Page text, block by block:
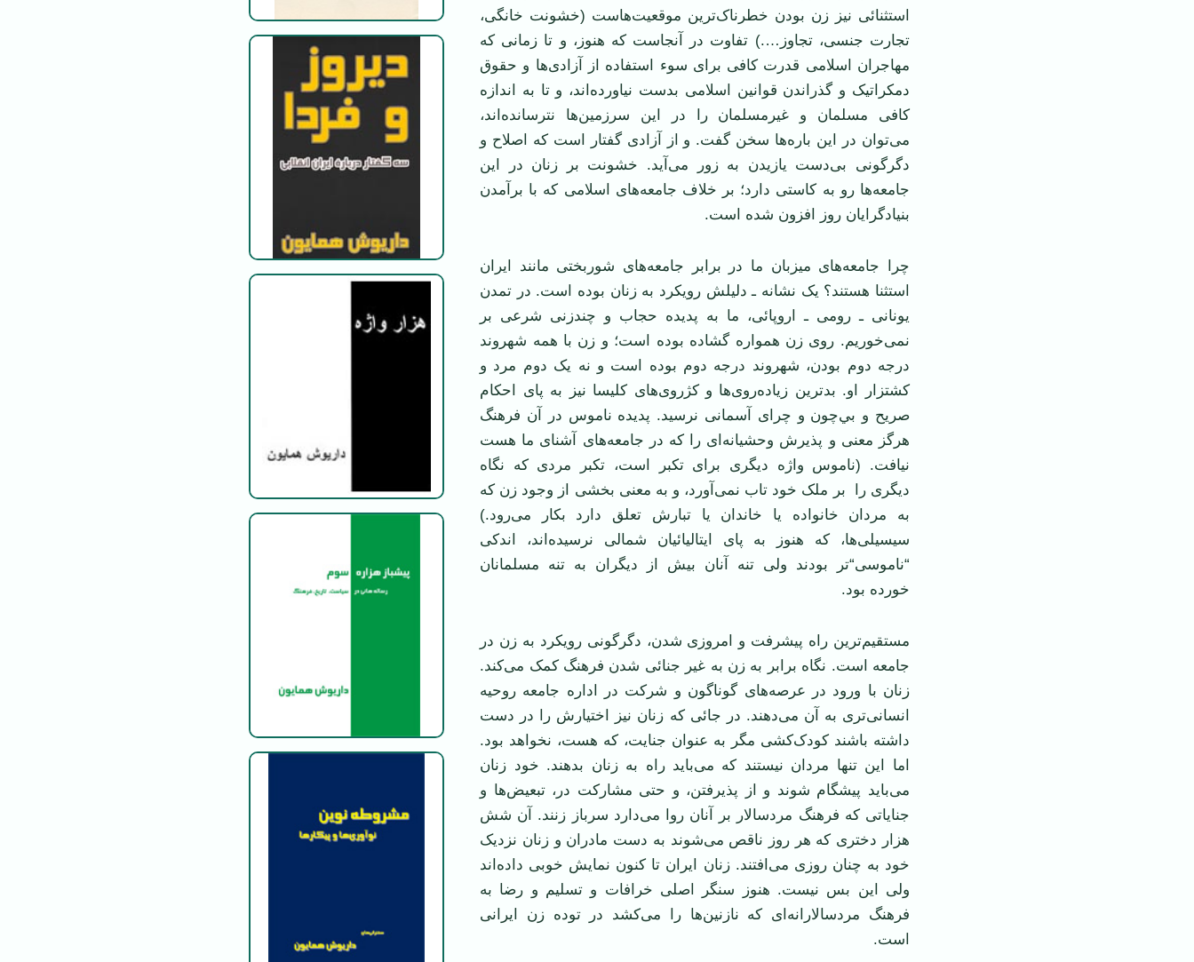
استثنائی نيز زن بودن خطرناک‌ترين موقعيت‌هاست (خشونت خانگی،
تجارت جنسی، تجاوز….) تفاوت در آنجاست که هنوز، و تا زمانی که
مهاجران اسلامی قدرت کافی برای سوء استفاده از آزادی‌ها و حقوق
دمکراتيک و گذراندن قوانين اسلامی بدست نياورده‌اند، و تا به اندازه
کافی مسلمان و غيرمسلمان را در اين سرزمين‌ها نترسانده‌اند،
می‌توان در اين باره‌ها سخن گفت. و از آزادی گفتار است که اصلاح و
دگرگونی بی‌دست يازيدن به زور می‌آيد. خشونت بر زنان در اين
جامعه‌ها رو به کاستی دارد؛ بر خلاف جامعه‌های اسلامی که با برآمدن
بنيادگرايان روز افزون شده است.
چرا جامعه‌های ميزبان ما در برابر جامعه‌های شوربختی مانند ايران
استثنا هستند؟ يک نشانه ـ دليلش رويکرد به زنان بوده است. در تمدن
يونانی ـ رومی ـ اروپائی، ما به پديده حجاب و چندزنی شرعی بر
نمی‌خوريم. روی زن همواره گشاده بوده است؛ و زن با همه شهروند
درجه دوم بودن، شهروند درجه دوم بوده است و نه يک دوم مرد و
کشتزار او. بدترين زياده‌روی‌ها و کژروی‌های کليسا نيز به پای احکام
صريح و بي‌چون و چرای آسمانی نرسيد. پديده ناموس در آن فرهنگ
هرگز معنی و پذيرش وحشيانه‌ای را که در جامعه‌های آشنای ما هست
نيافت. (ناموس واژه ديگری برای تکبر است، تکبر مردی که نگاه
ديگری را بر ملک خود تاب نمی‌آورد، و به معنی بخشی از وجود زن که
به مردان خانواده يا خاندان يا تبارش تعلق دارد بکار می‌رود.)
سيسيلی‌ها، که هنوز به پای ايتاليائيان شمالی نرسيده‌اند، اندکی
“ناموسی“تر بودند ولی تنه آنان بيش از ديگران به تنه مسلمانان
خورده بود.
مستقيم‌ترين راه پيشرفت و امروزی شدن، دگرگونی رويکرد به زن در
جامعه است. نگاه برابر به زن به غير جنائی شدن فرهنگ کمک می‌کند.
زنان با ورود در عرصه‌های گوناگون و شرکت در اداره جامعه روحيه
انسانی‌تری به آن می‌دهند. در جائی که زنان نيز اختيارش را در دست
داشته باشند کودک‌کشی مگر به عنوان جنايت، که هست، نخواهد بود.
اما اين تنها مردان نيستند که می‌بايد راه به زنان بدهند. خود زنان
می‌بايد پيشگام شوند و از پذيرفتن، و حتی مشارکت در، تبعيض‌ها و
جناياتی که فرهنگ مردسالار بر آنان روا می‌دارد سرباز زنند. آن شش
هزار دختری که هر روز ناقص می‌شوند به دست مادران و زنان نزديک
خود به چنان روزی می‌افتند. زنان ايران تا کنون نمايش خوبی داده‌اند
ولی اين بس نيست. هنوز سنگر اصلی خرافات و تسليم و رضا به
فرهنگ مردسالارانه‌ای که نازنين‌ها را می‌کشد در توده زن ايرانی
است.